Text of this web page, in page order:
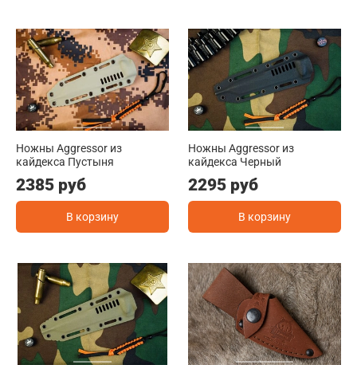
Ножны Aggressor из
кайдекса Пустыня
2385 руб
В корзину
Ножны Aggressor из
кайдекса Черный
2295 руб
В корзину